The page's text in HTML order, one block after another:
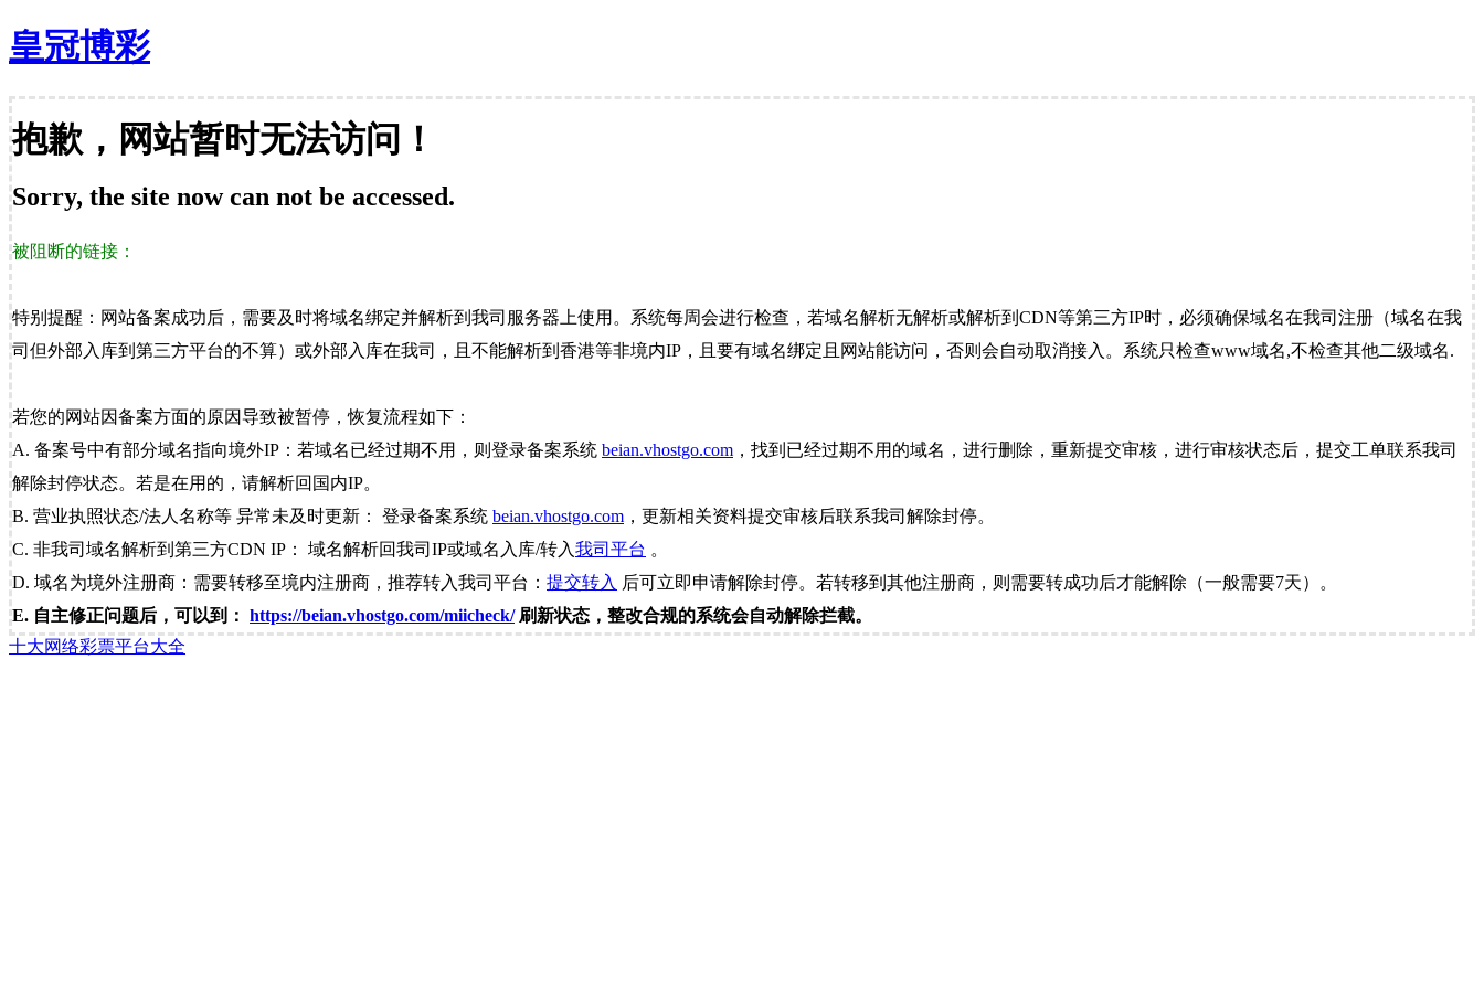
皇冠博彩
抱歉，网站暂时无法访问！
Sorry, the site now can not be accessed.
被阻断的链接：
特别提醒：网站备案成功后，需要及时将域名绑定并解析到我司服务器上使用。系统每周会进行检查，若域名解析无解析或解析到CDN等第三方IP时，必须确保域名在我司注册（域名在我
司但外部入库到第三方平台的不算）或外部入库在我司，且不能解析到香港等非境内IP，且要有域名绑定且网站能访问，否则会自动取消接入。系统只检查www域名,不检查其他二级域名.
若您的网站因备案方面的原因导致被暂停，恢复流程如下：
A. 备案号中有部分域名指向境外IP：若域名已经过期不用，则登录备案系统 beian.vhostgo.com ，找到已经过期不用的域名，进行删除，重新提交审核，进行审核状态后，提交工单联系我司
解除封停状态。若是在用的，请解析回国内IP。
B. 营业执照状态/法人名称等 异常未及时更新： 登录备案系统 beian.vhostgo.com ，更新相关资料提交审核后联系我司解除封停。
C. 非我司域名解析到第三方CDN IP： 域名解析回我司IP或域名入库/转入我司平台 。
D. 域名为境外注册商：需要转移至境内注册商，推荐转入我司平台： 提交转入 后可立即申请解除封停。若转移到其他注册商，则需要转成功后才能解除（一般需要7天）。
E. 自主修正问题后，可以到： https://beian.vhostgo.com/miicheck/刷新状态，整改合规的系统会自动解除拦截。
十大网络彩票平台大全